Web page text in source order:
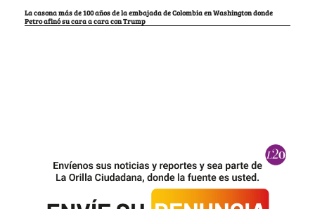
La casona más de 100 años de la embajada de Colombia en Washington donde
Petro afinó su cara a cara con Trump